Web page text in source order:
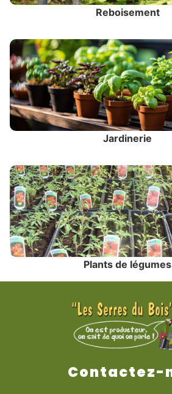
Reboisement
Jardinerie
Plants de légumes
Contactez-